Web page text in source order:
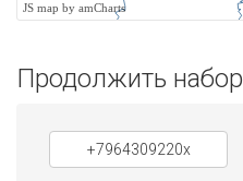
JS map by amCharts
Продолжить набор
+7964309220x